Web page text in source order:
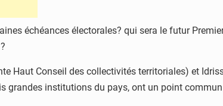
échéances électorales? qui sera le futur
Haut Conseil des collectivités territoriales) et
grandes institutions du pays, ont un point